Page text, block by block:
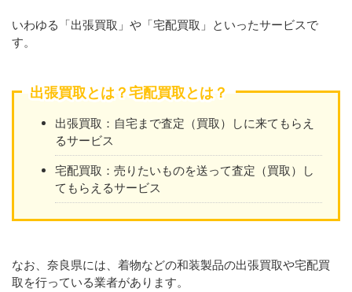
いわゆる「出張買取」や「宅配買取」といったサービスで
す。
出張買取とは？宅配買取とは？
出張買取：自宅まで査定（買取）しに来てもらえ
るサービス
宅配買取：売りたいものを送って査定（買取）し
てもらえるサービス
なお、奈良県には、着物などの和装製品の出張買取や宅配買
取を行っている業者があります。